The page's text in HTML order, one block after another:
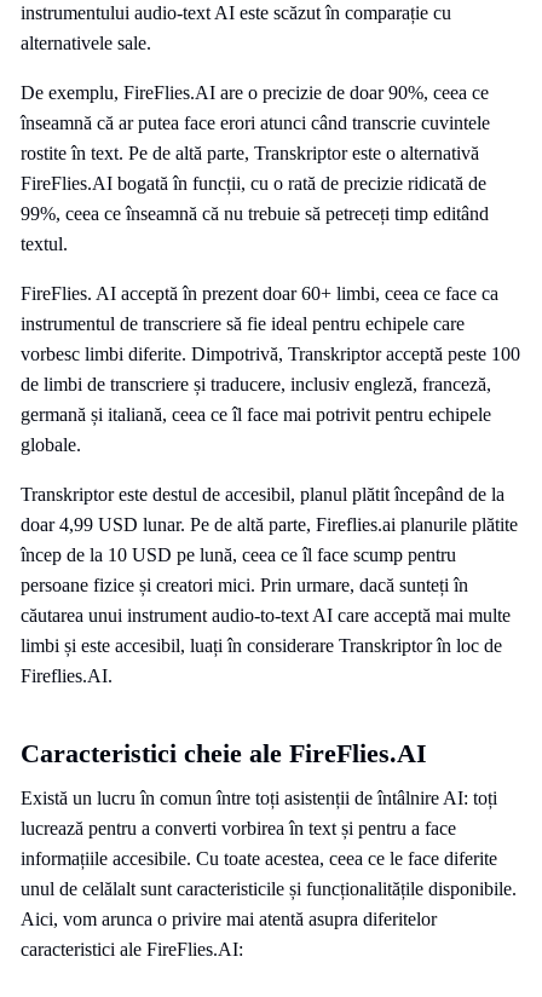
instrumentului audio-text AI este scăzut în comparație cu
alternativele sale.
De exemplu, FireFlies.AI are o precizie de doar 90%, ceea ce
înseamnă că ar putea face erori atunci când transcrie cuvintele
rostite în text. Pe de altă parte, Transkriptor este o alternativă
FireFlies.AI bogată în funcții, cu o rată de precizie ridicată de
99%, ceea ce înseamnă că nu trebuie să petreceți timp editând
textul.
FireFlies. AI acceptă în prezent doar 60+ limbi, ceea ce face ca
instrumentul de transcriere să fie ideal pentru echipele care
vorbesc limbi diferite. Dimpotrivă, Transkriptor acceptă peste 100
de limbi de transcriere și traducere, inclusiv engleză, franceză,
germană și italiană, ceea ce îl face mai potrivit pentru echipele
globale.
Transkriptor este destul de accesibil, planul plătit începând de la
doar 4,99 USD lunar. Pe de altă parte, Fireflies.ai planurile plătite
încep de la 10 USD pe lună, ceea ce îl face scump pentru
persoane fizice și creatori mici. Prin urmare, dacă sunteți în
căutarea unui instrument audio-to-text AI care acceptă mai multe
limbi și este accesibil, luați în considerare Transkriptor în loc de
Fireflies.AI.
Caracteristici cheie ale FireFlies.AI
Există un lucru în comun între toți asistenții de întâlnire AI: toți
lucrează pentru a converti vorbirea în text și pentru a face
informațiile accesibile. Cu toate acestea, ceea ce le face diferite
unul de celălalt sunt caracteristicile și funcționalitățile disponibile.
Aici, vom arunca o privire mai atentă asupra diferitelor
caracteristici ale FireFlies.AI: